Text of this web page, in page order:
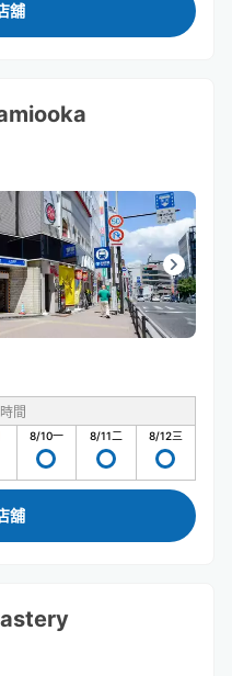
舖
間
8/10一 8/11二 8/12三
舖